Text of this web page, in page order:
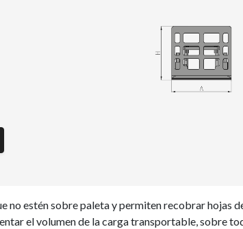
no estén sobre paleta y permiten recobrar hojas
el volumen de la carga transportable, sobre